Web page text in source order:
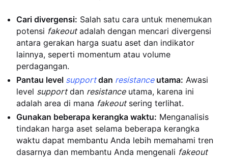
Cari divergensi: Salah satu cara untuk menemukan
potensi fakeoutadalah dengan mencari divergensi
antara gerakan harga suatu aset dan indikator
lainnya, seperti momentum atau volume
perdagangan.
Pantau level supportdan resistanceutama: Awasi
level supportdan resistanceutama, karena ini
adalah area di mana fakeoutsering terlihat.
Gunakan beberapa kerangka waktu: Menganalisis
tindakan harga aset selama beberapa kerangka
waktu dapat membantu Anda lebih memahami tren
dasarnya dan membantu Anda mengenali fakeout